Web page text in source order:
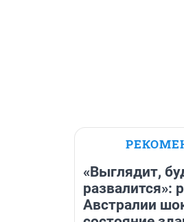
«Выглядит,
развалится»:
Австралии